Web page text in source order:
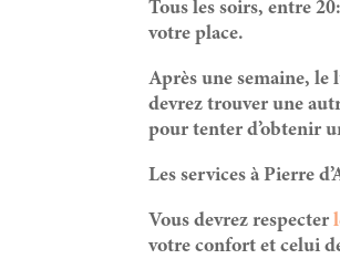
Tous les soirs, entre
votre place.
Après une semaine, le
devrez trouver une
pour tenter d’obtenir
Les services à Pierre
Vous devrez respecter
votre confort et celui